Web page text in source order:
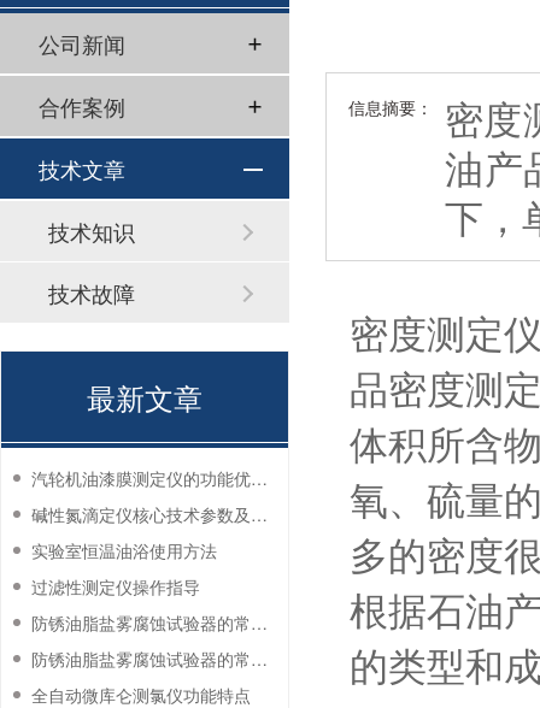
信息摘要：
密度
油产
下，
密度测定
品密度测
体积所含
氧、硫量
多的密度
根据石油
的类型和
公司新闻
合作案例
技术文章
技术知识
技术故障
最新文章
汽轮机油漆膜测定仪的功能优势有哪些？
碱性氮滴定仪核心技术参数及应用说明
实验室恒温油浴使用方法
过滤性测定仪操作指导
防锈油脂盐雾腐蚀试验器的常见故障与解决方法
防锈油脂盐雾腐蚀试验器的常见故障与解决方法
全自动微库仑测氯仪功能特点